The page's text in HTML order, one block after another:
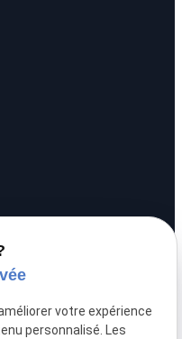
- 17:00 votre expérience
personnalisé. Les